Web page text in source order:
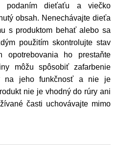
podaním dieťaťu a viečko
obsah. Nenechávajte dieťa
s produktom behať alebo sa
použitím skontrolujte stav
opotrebovania ho prestaňte
môžu spôsobiť zafarbenie
na jeho funkčnosť a nie je
nie je vhodný do rúry ani
časti uchovávajte mimo